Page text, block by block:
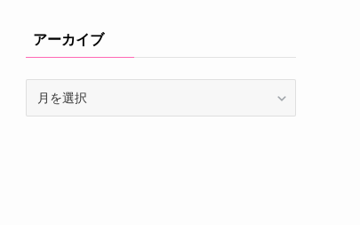
アーカイブ